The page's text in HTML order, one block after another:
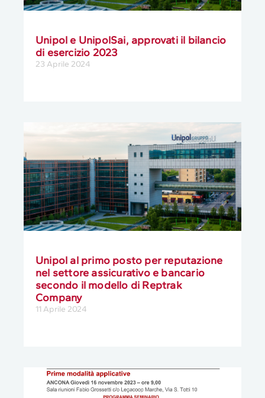
Unipol e UnipolSai, approvati il bilancio
di esercizio 2023
23 Aprile 2024
Unipol al primo posto per reputazione
nel settore assicurativo e bancario
secondo il modello di Reptrak
Company
11 Aprile 2024